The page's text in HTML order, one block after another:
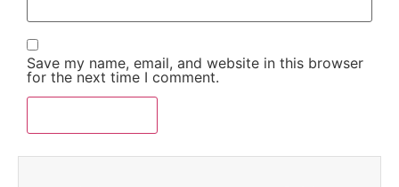
Save my name, email, and website in this browser
for the next time I comment.